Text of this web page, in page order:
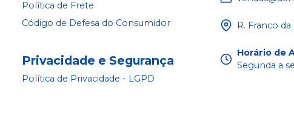
Política de Frete
Código de Defesa do Consumidor
Privacidade e Segurança
Política de Privacidade - LGPD
R. Franco
Horário de
Segunda a